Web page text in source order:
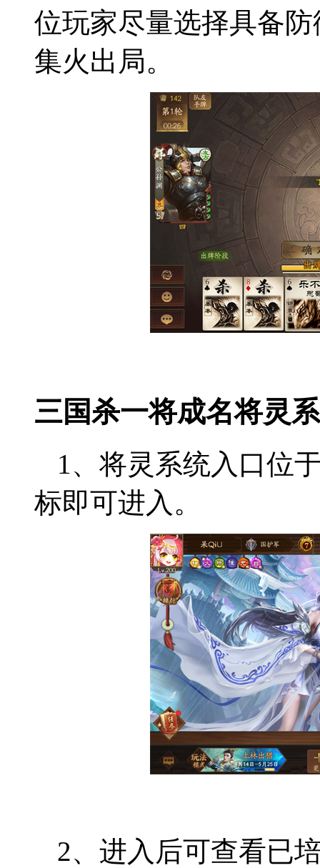
位玩家尽量选择具备
集火出局。
三国杀一将成名将灵
1、将灵系统入口位
标即可进入。
2、进入后可查看已